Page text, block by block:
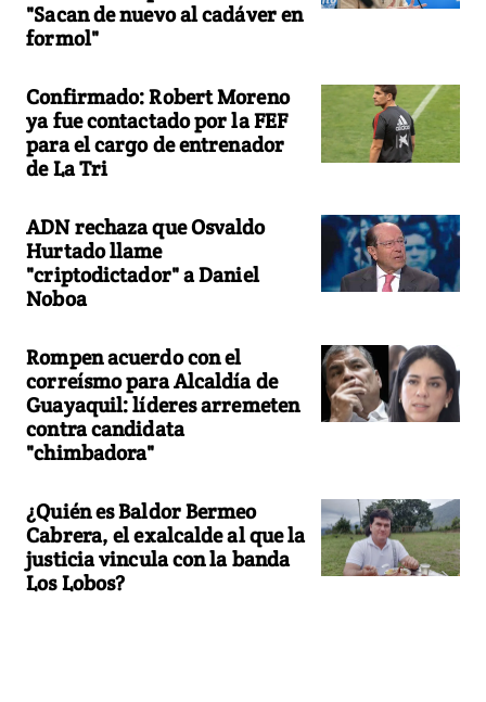
"Sacan de nuevo al cadáver en
formol"
Confirmado: Robert Moreno
ya fue contactado por la FEF
para el cargo de entrenador
de La Tri
ADN rechaza que Osvaldo
Hurtado llame
"criptodictador" a Daniel
Noboa
Rompen acuerdo con el
correísmo para Alcaldía de
Guayaquil: líderes arremeten
contra candidata
"chimbadora"
¿Quién es Baldor Bermeo
Cabrera, el exalcalde al que la
justicia vincula con la banda
Los Lobos?